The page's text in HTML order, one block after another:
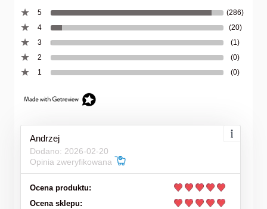
5
(286)
4
(20)
3
(1)
2
(0)
1
(0)
Andrzej
Dodano: 2026-02-20
Opinia zweryfikowana
Ocena produktu:
Ocena sklepu: